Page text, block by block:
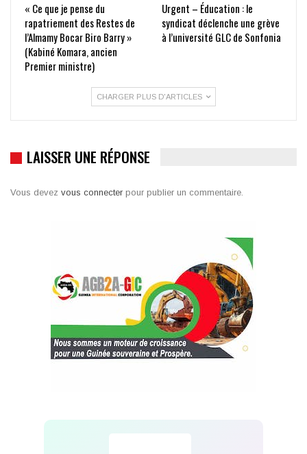
« Ce que je pense du
rapatriement des Restes de
l’Almamy Bocar Biro Barry »
(Kabiné Komara, ancien
Premier ministre)
Urgent – Éducation : le
syndicat déclenche une grève
à l’université GLC de Sonfonia
CHARGER PLUS D'ARTICLES
LAISSER UNE RÉPONSE
Vous devez vous connecter pour publier un commentaire.